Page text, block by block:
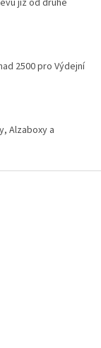
2500 pro Výdejní
Alzaboxy a